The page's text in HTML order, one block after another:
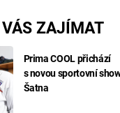
ZAJÍMAT
Prima COOL přichází
s novou sportovní
Šatna